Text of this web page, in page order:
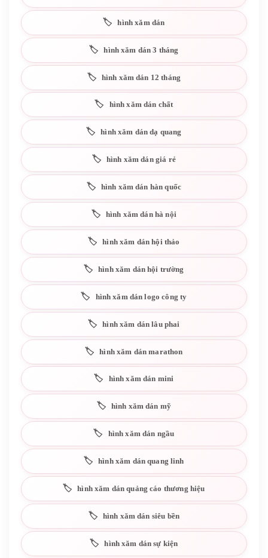
hình xăm dán
hình xăm dán 3 tháng
hình xăm dán 12 tháng
hình xăm dán chất
hình xăm dán dạ quang
hình xăm dán giá rẻ
hình xăm dán hàn quốc
hình xăm dán hà nội
hình xăm dán hội thảo
hình xăm dán hội trường
hình xăm dán logo công ty
hình xăm dán lâu phai
hình xăm dán marathon
hình xăm dán mini
hình xăm dán mỹ
hình xăm dán ngầu
hình xăm dán quang linh
hình xăm dán quảng cáo thương hiệu
hình xăm dán siêu bền
hình xăm dán sự kiện